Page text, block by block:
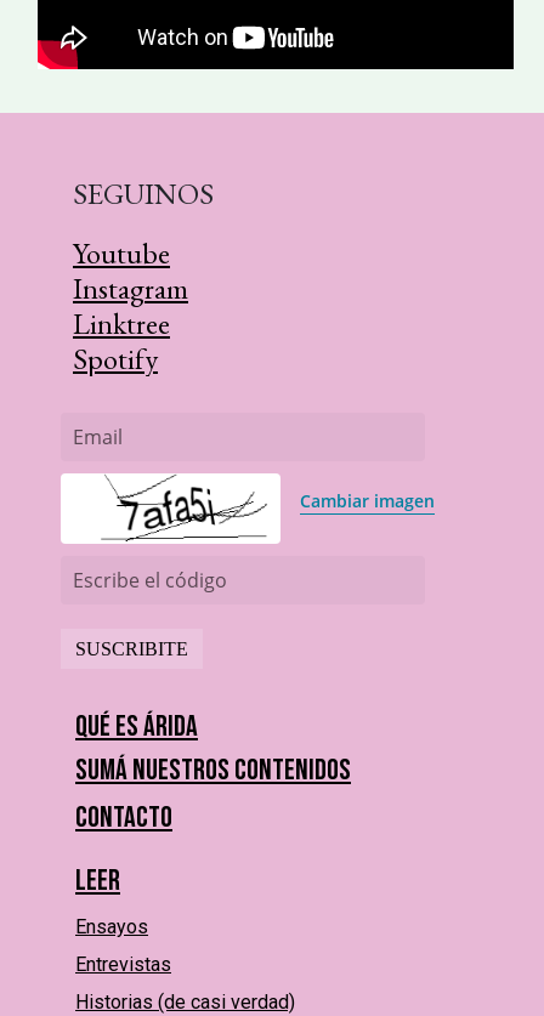
SEGUINOS
Youtube
Instagram
Linktree
Spotify
Email
Cambiar imagen
Escribe el código
Qué es Árida
Sumá nuestros contenidos
Contacto
Leer
Ensayos
Entrevistas
Historias (de casi verdad)